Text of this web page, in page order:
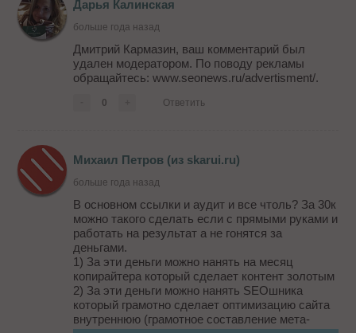
Дарья Калинская
больше года назад
Дмитрий Кармазин, ваш комментарий был
удален модератором. По поводу рекламы
обращайтесь: www.seonews.ru/advertisment/.
0 Ответить
Михаил Петров (из skarui.ru)
больше года назад
В основном ссылки и аудит и все чтоль? За 30к
можно такого сделать если с прямыми руками и
работать на результат а не гонятся за
деньгами.
1) За эти деньги можно нанять на месяц
копирайтера который сделает контент золотым
2) За эти деньги можно нанять SEOшника
который грамотно сделает оптимизацию сайта
внутреннюю (грамотное составление мета-